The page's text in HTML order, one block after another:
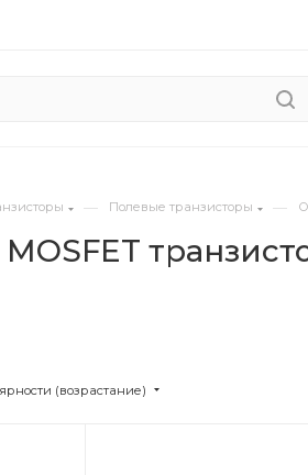
— Полевые транзисторы —
(возрастание)